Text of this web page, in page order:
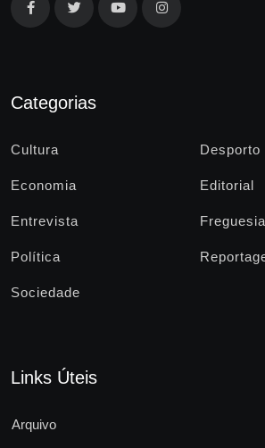
Categorias
Cultura Desporto
Economia Editorial
Entrevista
Política
Sociedade
Links Úteis
Arquivo